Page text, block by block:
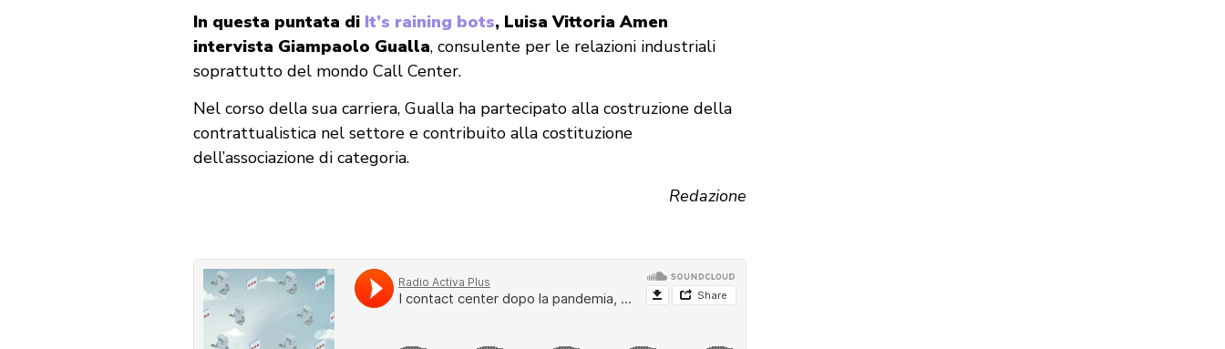
In questa puntata di It’s raining bots, Luisa Vittoria Amen
intervista Giampaolo Gualla, consulente per le relazioni industriali
soprattutto del mondo Call Center.
Nel corso della sua carriera, Gualla ha partecipato alla costruzione della
contrattualistica nel settore e contribuito alla costituzione
dell’associazione di categoria.
Redazione